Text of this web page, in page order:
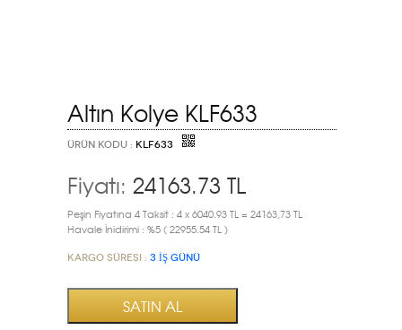
Altın Kolye KLF633
ÜRÜN KODU : KLF633
Fiyatı: 24163.73 TL
Peşin Fiyatına 4 Taksit : 4 x 6040.93 TL = 24163,73 TL
Havale İnidirimi : %5 ( 22955.54 TL )
Kargo Süresi : 3 İŞ GÜNÜ